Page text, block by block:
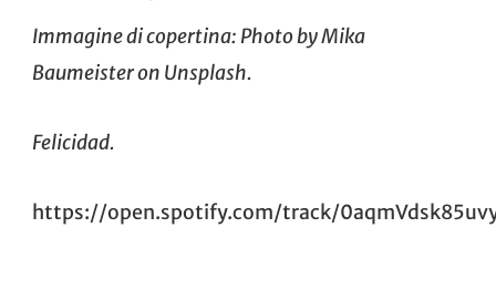
Immagine di copertina: Photo byMika
Baumeisteron Unsplash.
Felicidad.
https://open.spotify.com/track/